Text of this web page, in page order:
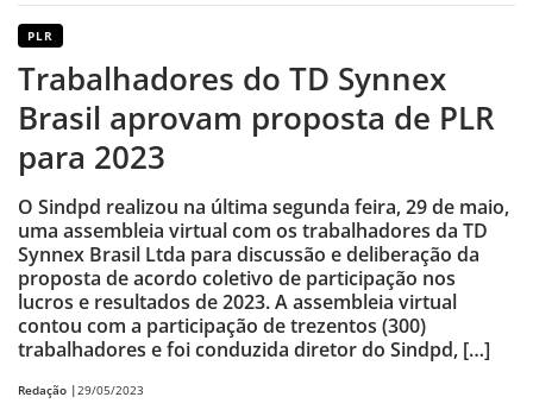
PLR
Trabalhadores do TD Synnex
Brasil aprovam proposta de PLR
para 2023
O Sindpd realizou na última segunda feira, 29 de maio,
uma assembleia virtual com os trabalhadores da TD
Synnex Brasil Ltda para discussão e deliberação da
proposta de acordo coletivo de participação nos
lucros e resultados de 2023. A assembleia virtual
contou com a participação de trezentos (300)
trabalhadores e foi conduzida diretor do Sindpd, […]
Redação |29/05/2023